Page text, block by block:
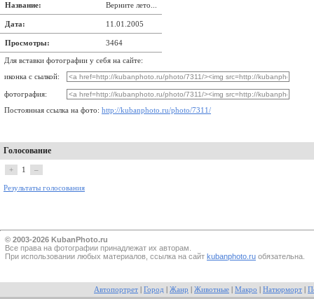
Название: Верните лето...
Дата: 11.01.2005
Просмотры: 3464
Для вставки фотографии у себя на сайте:
иконка с сылкой:
фотография:
Постоянная ссылка на фото: http://kubanphoto.ru/photo/7311/
Голосование
+ 1 –
Результаты голосования
© 2003-2026 KubanPhoto.ru
Все прaва на фотографии принадлежат их авторам.
При использовании любых материалов, ссылка на сайт kubanphoto.ru обязательна.
Автопортрет Город Жанр Животные Макро Натюрморт